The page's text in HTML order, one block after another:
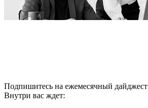
Подпишитесь на ежемесячный
Внутри вас ждет: